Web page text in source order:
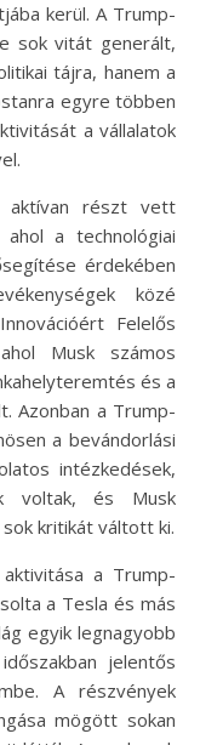
kerül. A Trump-
sok vitát generált,
tájra, hanem a
egyre többen
a vállalatok
aktívan részt vett
a technológiai
érdekében
közé
Felelős
Musk számos
és a
Azonban a Trump-
a bevándorlási
intézkedések,
voltak, és Musk
kritikát váltott ki.
a Trump-
a Tesla és más
egyik legnagyobb
jelentős
A részvények
mögött sokan